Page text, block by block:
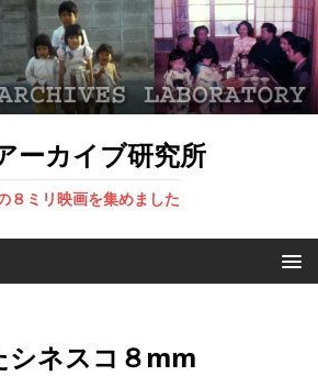
ーカイブ研究所
８ミリ映画を集めました
シネスコ８mm